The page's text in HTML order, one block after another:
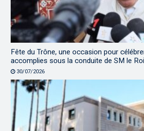
Fête du Trône, une occasion pour
accomplies sous la conduite de SM le
30/07/2026